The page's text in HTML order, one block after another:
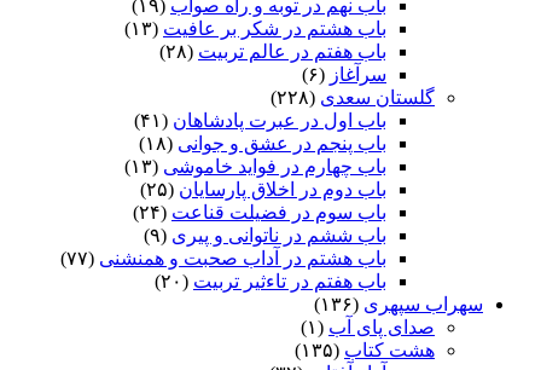
باب نهم در توبه و راه صواب (۱۹)
باب هشتم در شکر بر عافیت (۱۳)
باب هفتم در عالم تربیت (۲۸)
سرآغاز (۶)
گلستان سعدی (۲۲۸)
باب اول در عبرت پادشاهان (۴۱)
باب پنجم در عشق و جوانى (۱۸)
باب چهارم در فواید خاموشى (۱۳)
باب دوم در اخلاق پارسایان (۲۵)
باب سوم در فضیلت قناعت (۲۴)
باب ششم در ناتوانى و پیرى (۹)
باب هشتم در آداب صحبت و همنشنى (۷۷)
باب هفتم در تاءثیر تربیت (۲۰)
سهراب سپهری (۱۳۶)
صدای پای آب (۱)
هشت کتاب (۱۳۵)